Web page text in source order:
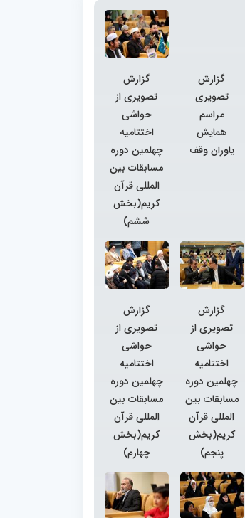
گزارش
تصویری
مراسم
همایش
یاوران وقف
گزارش
تصویری از
حواشی
اختتامیه
چهلمین دوره
مسابقات بین
المللی قرآن
کریم(بخش
ششم)
گزارش
تصویری از
حواشی
اختتامیه
چهلمین دوره
مسابقات بین
المللی قرآن
کریم(بخش
پنجم)
گزارش
تصویری از
حواشی
اختتامیه
چهلمین دوره
مسابقات بین
المللی قرآن
کریم(بخش
چهارم)